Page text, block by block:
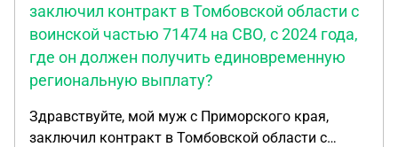
заключил контракт в Томбовской области с
воинской частью 71474 на СВО, с 2024 года,
где он должен получить единовременную
региональную выплату?
Здравствуйте, мой муж с Приморского края,
заключил контракт в Томбовской области с